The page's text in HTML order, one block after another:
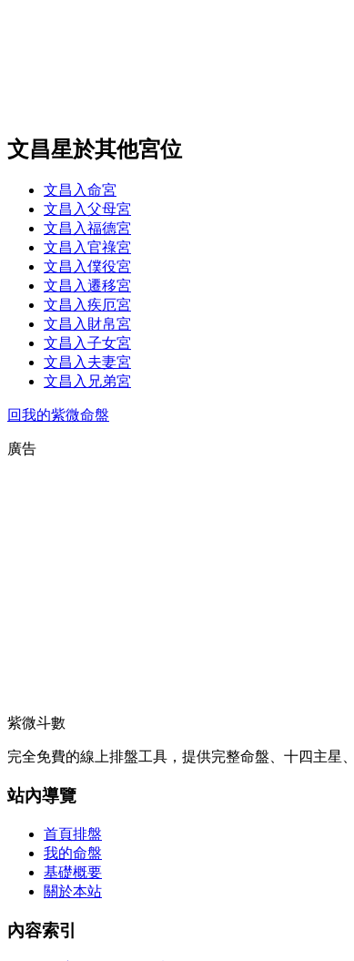
文昌星於其他宮位
文昌入命宮
文昌入父母宮
文昌入福德宮
文昌入官祿宮
文昌入僕役宮
文昌入遷移宮
文昌入疾厄宮
文昌入財帛宮
文昌入子女宮
文昌入夫妻宮
文昌入兄弟宮
回我的紫微命盤
廣告
紫微斗數
完全免費的線上排盤工具，提供完整命盤、十四主星
站內導覽
首頁排盤
我的命盤
基礎概要
關於本站
內容索引